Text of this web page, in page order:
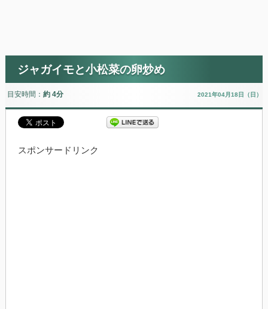
ジャガイモと小松菜の卵炒め
目安時間： 約 4分 2021年04月18日（日）
スポンサードリンク